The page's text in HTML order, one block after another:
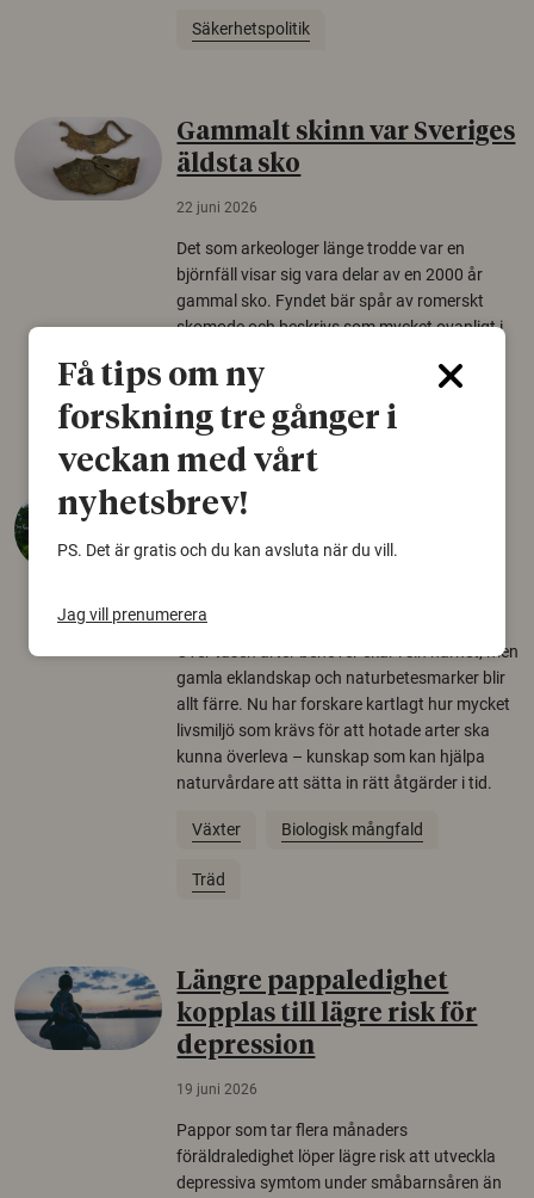
Säkerhetspolitik
Gammalt skinn var Sveriges
äldsta sko
22 juni 2026
Det som arkeologer länge trodde var en
björnfäll visar sig vara delar av en 2000 år
gammal sko. Fyndet bär spår av romerskt
skomode och beskrivs som mycket ovanligt i
Så mycket eklandskap
22 juni 2026
Över tusen arter behöver ekar i sin närhet, men
gamla eklandskap och naturbetesmarker blir
allt färre. Nu har forskare kartlagt hur mycket
livsmiljö som krävs för att hotade arter ska
kunna överleva – kunskap som kan hjälpa
naturvårdare att sätta in rätt åtgärder i tid.
Växter Biologisk mångfald
Träd
Längre pappaledighet
kopplas till lägre risk för
depression
19 juni 2026
Pappor som tar flera månaders
föräldraledighet löper lägre risk att utveckla
depressiva symtom under småbarnsåren än
Få tips om ny
forskning tre gånger i
veckan med vårt
nyhetsbrev!
PS. Det är gratis och du kan avsluta när du vill.
Jag vill prenumerera